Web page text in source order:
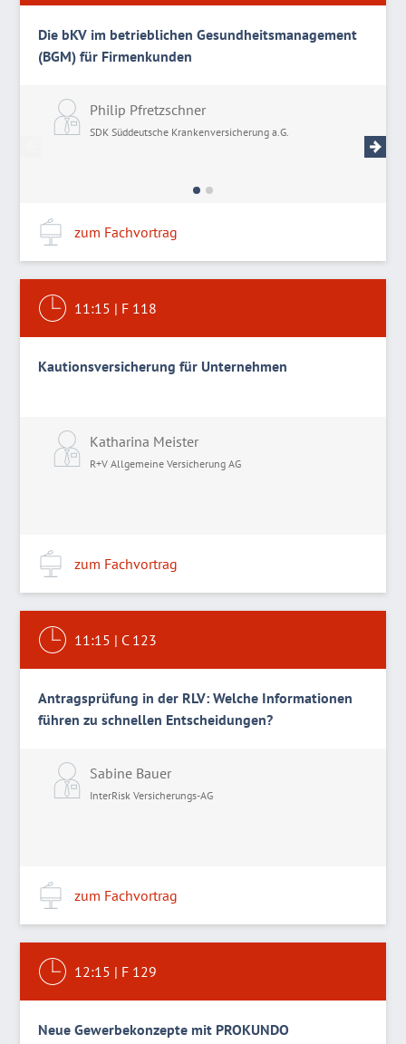
Die bKV im betrieblichen Gesundheitsmanagement
(BGM) für Firmenkunden
Philip Pfretzschner
SDK Süddeutsche Krankenversicherung a.G.
zum Fachvortrag
11:15 | F 118
Kautionsversicherung für Unternehmen
Katharina Meister
R+V Allgemeine Versicherung AG
zum Fachvortrag
11:15 | C 123
Antragsprüfung in der RLV: Welche Informationen
führen zu schnellen Entscheidungen?
Sabine Bauer
InterRisk Versicherungs-AG
zum Fachvortrag
12:15 | F 129
Neue Gewerbekonzepte mit PROKUNDO